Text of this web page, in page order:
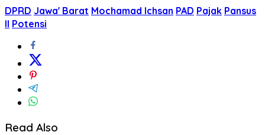
DPRD Jawa' Barat Mochamad Ichsan PAD Pajak Pansus
II Potensi
Read Also